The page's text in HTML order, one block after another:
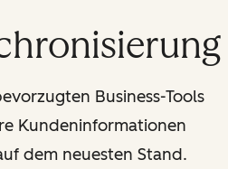
Business-Tools
Kundeninformationen
dem neuesten Stand.